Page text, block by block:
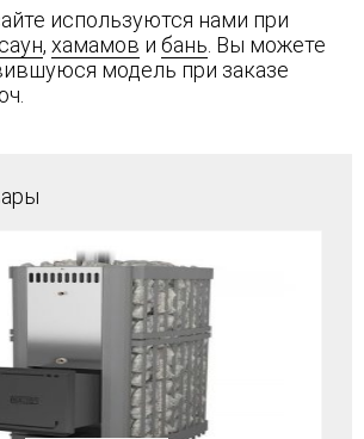
используются нами при
, хамамов и бань . Вы можете
модель при заказе